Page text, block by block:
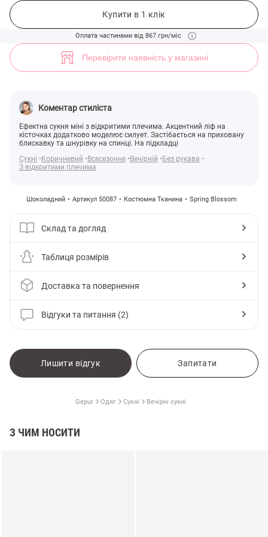
Купити в 1 клік
Оплата частинами від 867 грн/міс
Перевірити наявність у магазині
Коментар стиліста
Ефектна сукня міні з відкритими плечима. Акцентний ліф на
кісточках додатково моделює силует. Застібається на приховану
блискавку та шнурівку на спинці. На підкладці
Сукні
Коричневий Всесезонне Вечірній
Без рукава
З відкритими плечима
Шоколадний Артикул 50087 Костюмна Тканина Spring Blossom
Склад та догляд
Таблиця розмірів
Доставка та повернення
Відгуки та питання (2)
Лишити відгук Запитати
Gepur Одяг Сукні Вечірні сукні
З ЧИМ НОСИТИ
Сукня міні зі шнурівкою у шоколадному відтінку (арт. 50087) ♡